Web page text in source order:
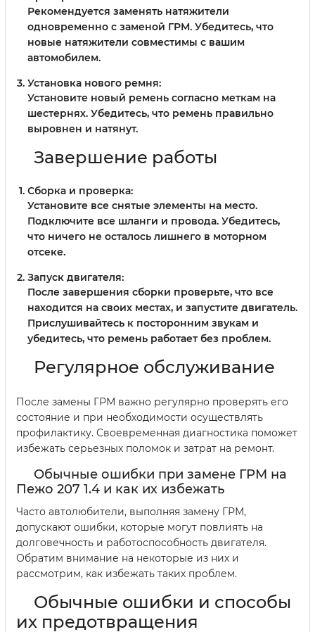
Рекомендуется заменять натяжители
одновременно с заменой ГРМ. Убедитесь, что
новые натяжители совместимы с вашим
автомобилем.
Установка нового ремня:
Установите новый ремень согласно меткам на
шестернях. Убедитесь, что ремень правильно
выровнен и натянут.
Завершение работы
Сборка и проверка:
Установите все снятые элементы на место.
Подключите все шланги и провода. Убедитесь,
что ничего не осталось лишнего в моторном
отсеке.
Запуск двигателя:
После завершения сборки проверьте, что все
находится на своих местах, и запустите двигатель.
Прислушивайтесь к посторонним звукам и
убедитесь, что ремень работает без проблем.
Регулярное обслуживание
После замены ГРМ важно регулярно проверять его
состояние и при необходимости осуществлять
профилактику. Своевременная диагностика поможет
избежать серьезных поломок и затрат на ремонт.
Обычные ошибки при замене ГРМ на
Пежо 207 1.4 и как их избежать
Часто автолюбители, выполняя замену ГРМ,
допускают ошибки, которые могут повлиять на
долговечность и работоспособность двигателя.
Обратим внимание на некоторые из них и
рассмотрим, как избежать таких проблем.
Обычные ошибки и способы
их предотвращения